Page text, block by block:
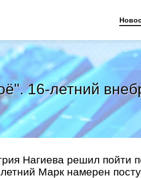
16-летний
Нагиева решил пойти
Марк намерен